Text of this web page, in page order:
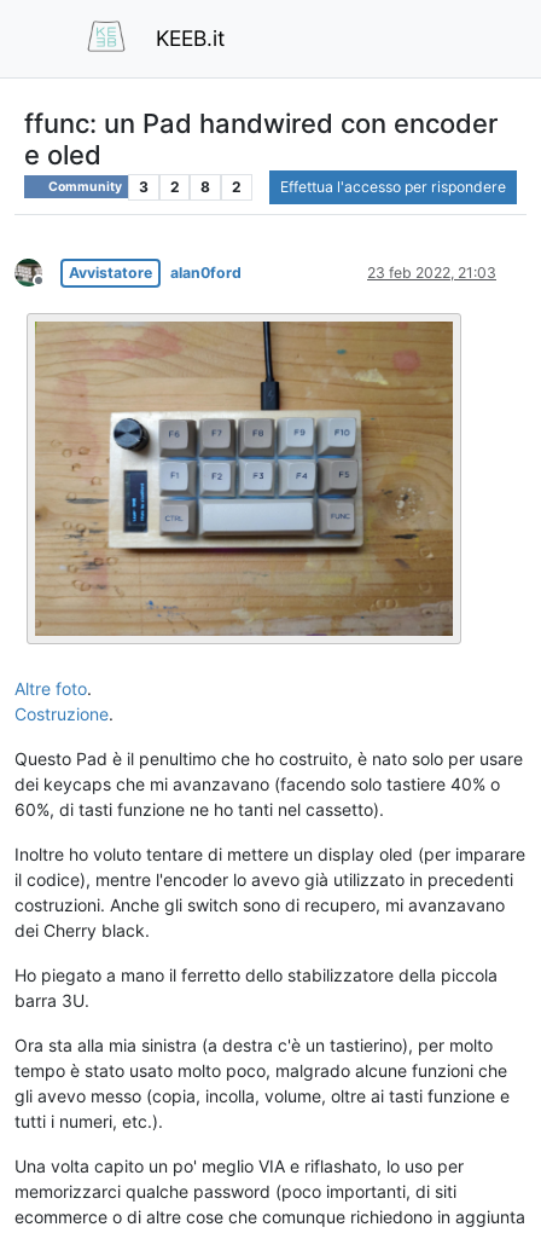
KEEB.it
ffunc: un Pad handwired con encoder
e oled
Community 3 2 8 2 Effettua l'accesso per rispondere
Non in linea
Avvistatore alan0ford 23 feb 2022, 21:03
Altre foto.
Costruzione.
Questo Pad è il penultimo che ho costruito, è nato solo per usare
dei keycaps che mi avanzavano (facendo solo tastiere 40% o
60%, di tasti funzione ne ho tanti nel cassetto).
Inoltre ho voluto tentare di mettere un display oled (per imparare
il codice), mentre l'encoder lo avevo già utilizzato in precedenti
costruzioni. Anche gli switch sono di recupero, mi avanzavano
dei Cherry black.
Ho piegato a mano il ferretto dello stabilizzatore della piccola
barra 3U.
Ora sta alla mia sinistra (a destra c'è un tastierino), per molto
tempo è stato usato molto poco, malgrado alcune funzioni che
gli avevo messo (copia, incolla, volume, oltre ai tasti funzione e
tutti i numeri, etc.).
Una volta capito un po' meglio VIA e riflashato, lo uso per
memorizzarci qualche password (poco importanti, di siti
ecommerce o di altre cose che comunque richiedono in aggiunta